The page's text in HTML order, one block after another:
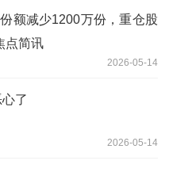
额减少1200万份，重仓股
点简讯
2026-05-14
了
2026-05-14